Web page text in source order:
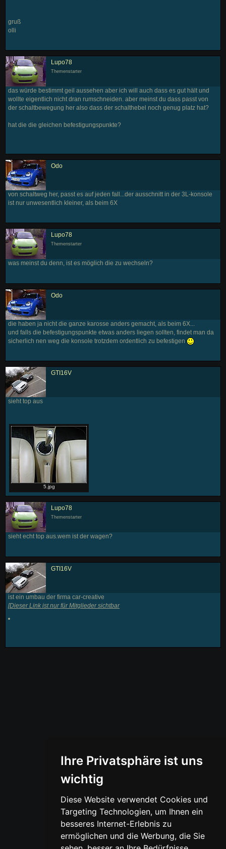
Ihre Privatsphäre ist uns
wichtig
Diese Website verwendet Cookies und
Targeting Technologien, um Ihnen ein
besseres Internet-Erlebnis zu
ermöglichen und die Werbung, die Sie
gruß
olli
Lupo78
Themenstarter
das würde bestimmt geil aussehen aber ich will auch dass es gut hält und
wollte eigentlich nicht dran rumschneiden. aber meinst du dass passt von
der schaltbewegung her also dass der schalthebel noch genug platz hat?
hat die die gleichen befestigungspunkte?
Odo
von schaltweg her, passt es auf jeden fall...der ausschnitt in der 3L-konsole
ist nur unwesentlich kleiner, als beim 6X
Lupo78
Themenstarter
was meinst du denn, ist es möglich die zu wechseln?
Odo
die haben ja nicht die ganze karosse anders gemacht, als beim 6X...
und falls die befestigungspunkte etwas anders liegen sollten, findet man da
sicherlich nen weg die konsole trotzdem ordentlich zu befestigen
GTI16V
sieht top aus
5.jpg
Lupo78
Themenstarter
sieht echt top aus.wem ist der wagen?
GTI16V
ist ein umbau der firma car-creative
[Dieser Link ist nur für Mitglieder sichtbar